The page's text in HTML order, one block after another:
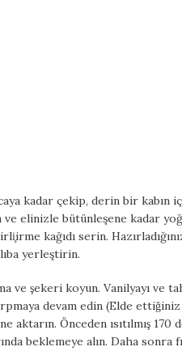
kadar çekip, derin bir kabın
ve elinizle bütünleşene kadar
kağıdı serin.
yerleştirin.
ve şekeri koyun. Vanilyayı ve
devam edin (Elde
aktarın. Önceden ısıtılmış
beklemeye alın. Daha sonra